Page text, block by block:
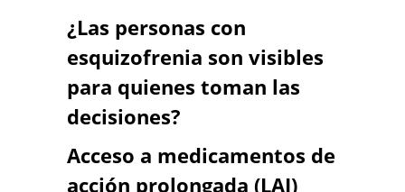
¿Las personas con
esquizofrenia son visibles
para quienes toman las
decisiones?
Acceso a medicamentos de
acción prolongada (LAI)